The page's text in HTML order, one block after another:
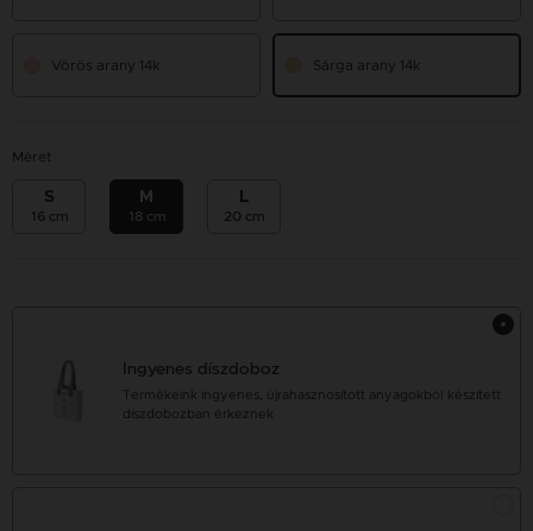
Vörös arany 14k Sárga arany 14k
Méret
S
16 cm
M
18 cm
L
20 cm
Ingyenes díszdoboz
Termékeink ingyenes, újrahasznosított anyagokból készített
díszdobozban érkeznek